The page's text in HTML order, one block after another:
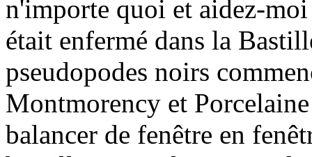
n'importe quoi et aidez-
était enfermé dans la
pseudopodes noirs
Montmorency et
balancer de fenêtre en